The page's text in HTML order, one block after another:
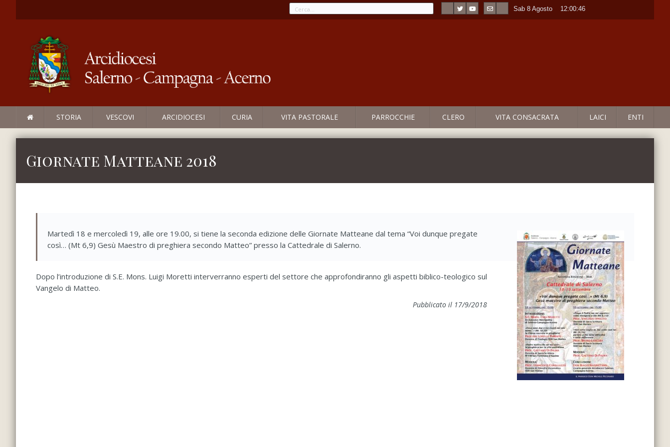
Sab 8 Agosto 12:00:46
STORIA VESCOVI ARCIDIOCESI CURIA VITA PASTORALE PARROCCHIE CLERO VITA CONSACRATA LAICI ENTI
Giornate Matteane 2018
Martedì 18 e mercoledì 19, alle ore 19.00, si tiene la seconda edizione delle Giornate Matteane dal tema “Voi dunque pregate
così… (Mt 6,9) Gesù Maestro di preghiera secondo Matteo” presso la Cattedrale di Salerno.
Dopo l’introduzione di S.E. Mons. Luigi Moretti interverranno esperti del settore che approfondiranno gli aspetti biblico-teologico sul
Vangelo di Matteo.
Pubblicato il 17/9/2018